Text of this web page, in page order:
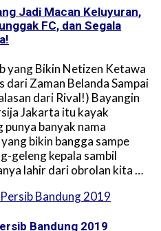
Jadi Macan Keluyuran,
FC, dan Segala
yang Bikin Netizen Ketawa
dari Zaman Belanda Sampai
dari Rival!) Bayangin
Jakarta itu kayak
banyak nama
bikin bangga sampe
geleng kepala sambil
lahir dari obrolan kita …
Bandung 2019